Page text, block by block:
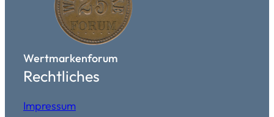
Wertmarkenforum
Rechtliches
Impressum